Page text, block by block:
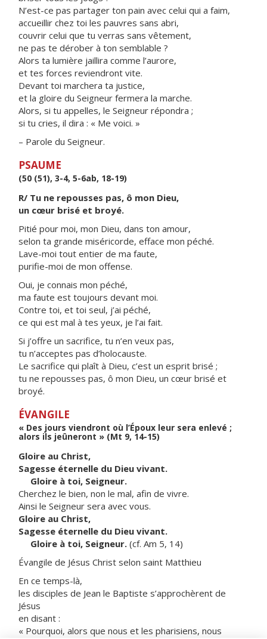
N’est-ce pas partager ton pain avec celui qui a faim,
accueillir chez toi les pauvres sans abri,
couvrir celui que tu verras sans vêtement,
ne pas te dérober à ton semblable ?
Alors ta lumière jaillira comme l’aurore,
et tes forces reviendront vite.
Devant toi marchera ta justice,
et la gloire du Seigneur fermera la marche.
Alors, si tu appelles, le Seigneur répondra ;
si tu cries, il dira : « Me voici. »
– Parole du Seigneur.
PSAUME
(50 (51), 3-4, 5-6ab, 18-19)
R/ Tu ne repousses pas, ô mon Dieu,
un cœur brisé et broyé.
Pitié pour moi, mon Dieu, dans ton amour,
selon ta grande miséricorde, efface mon péché.
Lave-moi tout entier de ma faute,
purifie-moi de mon offense.
Oui, je connais mon péché,
ma faute est toujours devant moi.
Contre toi, et toi seul, j’ai péché,
ce qui est mal à tes yeux, je l’ai fait.
Si j’offre un sacrifice, tu n’en veux pas,
tu n’acceptes pas d’holocauste.
Le sacrifice qui plaît à Dieu, c’est un esprit brisé ;
tu ne repousses pas, ô mon Dieu, un cœur brisé et
broyé.
ÉVANGILE
« Des jours viendront où l’Époux leur sera enlevé ;
alors ils jeûneront » (Mt 9, 14-15)
Gloire au Christ,
Sagesse éternelle du Dieu vivant.
Gloire à toi, Seigneur.
Cherchez le bien, non le mal, afin de vivre.
Ainsi le Seigneur sera avec vous.
Gloire au Christ,
Sagesse éternelle du Dieu vivant.
Gloire à toi, Seigneur. (cf. Am 5, 14)
Évangile de Jésus Christ selon saint Matthieu
En ce temps-là,
les disciples de Jean le Baptiste s’approchèrent de
Jésus
en disant :
« Pourquoi, alors que nous et les pharisiens, nous